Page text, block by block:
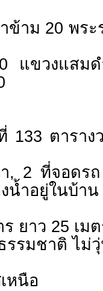
ข้าม 20 พร
ขวงแสมด
133 ตารา
, 2 ที่จอดร
น้ำอยู่ในบ้า
ยาว 25 เม
รรมชาติ ไม่
หนือ